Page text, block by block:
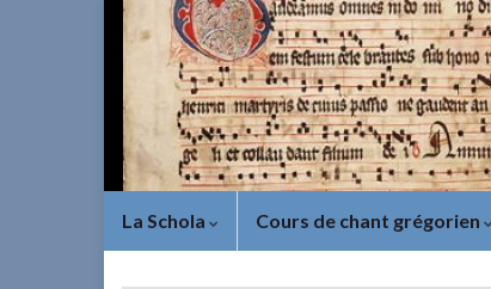
La Schola Cours de chant grégorien